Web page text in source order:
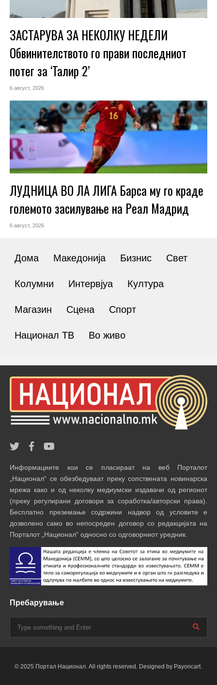
ЗАСТАРУВА ЗА НЕКОЛКУ НЕДЕЛИ
Обвинителството го прави последниот
потег за ‘Талир 2’
6 август, 2026
ЛУДНИЦА ВО ЛА ЛИГА Барса му го краде
големото засилување на Реал Мадрид
6 август, 2026
Дома Македонија Бизнис Свет
Колумни Интервјуа Култура
Магазин Сцена Спорт
Национал ТВ Во живо
Информациите кои се пласираат на веб Порталот
„Национал“ се обезбедуваат преку сопствената новинарска
мрежа како и од неколку медиумски издавачи од регионот
(преку регулирани договори за соработка/авторски права).
Бесплатно преземање содржини надвор од условите е
дозволено само во непосреден договор со редакцијата на
Порталот „Национал“ односно со одговорниот уредник.
Пребарување
© 2025 Портал Национал. All rights reserved. Designed by Payoncart.